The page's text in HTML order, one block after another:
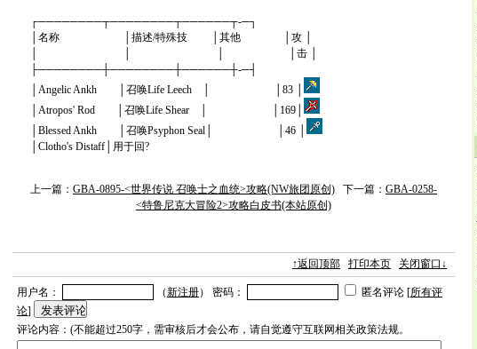
┌────────┬────────┬──────┬-─┐
│名称 │描述/特殊技 │其他 │攻 │
│ │ │ │击 │
├────────┼────────┼──────┼-─┤
│Angelic Ankh │召唤Life Leech │ │83 │
│Atropos' Rod │召唤Life Shear │ │169│
│Blessed Ankh │召唤Psyphon Seal│ │46 │
│Clotho's Distaff│用于回?
上一篇： GBA-0895-<世界传说 召唤士之血统>攻略(NW旅团原创) 下一篇： GBA-0258-
<特鲁尼克大冒险2>攻略白皮书(本站原创)
↑返回顶部 打印本页 关闭窗口↓
用户名： （新注册） 密码： 匿名评论 [所有评
论]
评论内容：(不能超过250字，需审核后才会公布，请自觉遵守互联网相关政策法规。